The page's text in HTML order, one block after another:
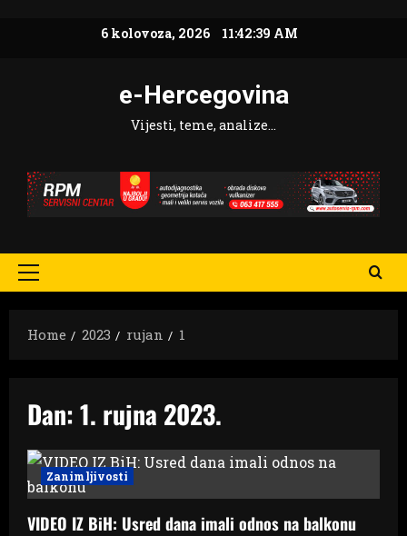
6 kolovoza, 2026 11:42:40 AM
e-Hercegovina
Vijesti, teme, analize…
Primary
Home
2023 rujan 1
Dan:1. rujna 2023.
Zanimljivosti
VIDEO IZ BiH: Usred dana imali odnos na balkonu